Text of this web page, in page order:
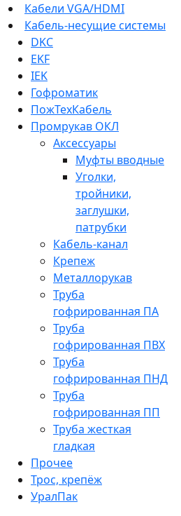
Кабели VGA/HDMI
Кабель-несущие системы
DKC
EKF
IEK
Гофроматик
ПожТехКабель
Промрукав ОКЛ
Аксессуары
Муфты вводные
Уголки,
тройники,
заглушки,
патрубки
Кабель-канал
Крепеж
Металлорукав
Труба
гофрированная ПА
Труба
гофрированная ПВХ
Труба
гофрированная ПНД
Труба
гофрированная ПП
Труба жесткая
гладкая
Прочее
Трос, крепёж
УралПак